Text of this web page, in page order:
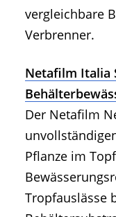
vergleichbare
Verbrenner.
Netafilm Italia
Der Netafilm
Pflanze im
Tropfauslässe